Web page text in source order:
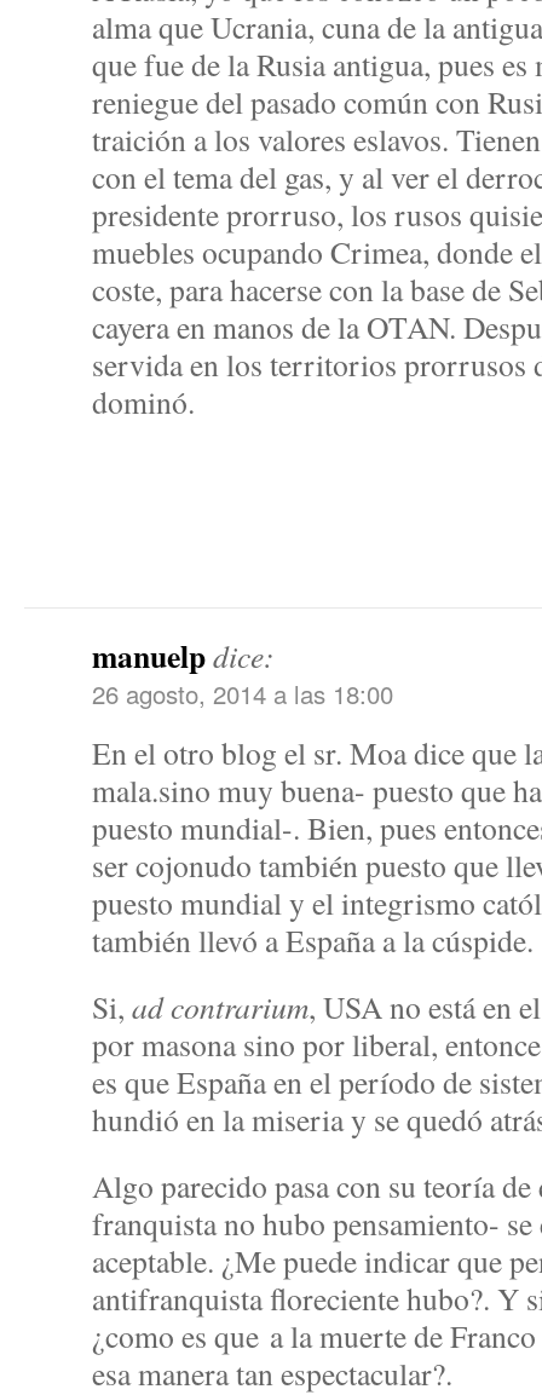
alma que Ucrania, cuna de la
que fue de la Rusia antigua, pues
reniegue del pasado común con
traición a los valores eslavos.
con el tema del gas, y al ver el
presidente prorruso, los rusos
muebles ocupando Crimea, donde
coste, para hacerse con la base de
cayera en manos de la OTAN.
servida en los territorios prorrusos
dominó.
manuelpdice:
26 agosto, 2014 a las 18:00
En el otro blog el sr. Moa dice que
mala.sino muy buena- puesto que
puesto mundial-. Bien, pues
ser cojonudo también puesto que
puesto mundial y el integrismo
también llevó a España a la cúspide.
Si, ad contrarium, USA no está en
por masona sino por liberal,
es que España en el período de
hundió en la miseria y se quedó
Algo parecido pasa con su teoría
franquista no hubo pensamiento-
aceptable. ¿Me puede indicar que
antifranquista floreciente hubo?. Y
¿como es que a la muerte de
esa manera tan espectacular?.